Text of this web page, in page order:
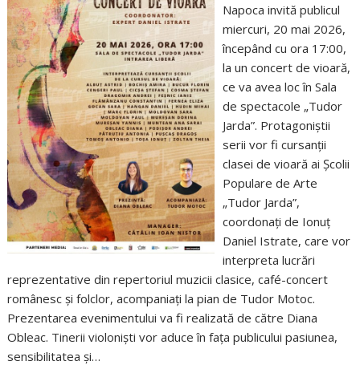
Napoca invită publicul
miercuri, 20 mai 2026,
începând cu ora 17:00,
la un concert de vioară,
ce va avea loc în Sala
de spectacole „Tudor
Jarda”. Protagoniștii
serii vor fi cursanții
clasei de vioară ai Școlii
Populare de Arte
„Tudor Jarda”,
coordonați de Ionuț
Daniel Istrate, care vor
interpreta lucrări
reprezentative din repertoriul muzicii clasice, café-concert
românesc și folclor, acompaniați la pian de Tudor Motoc.
Prezentarea evenimentului va fi realizată de către Diana
Obleac. Tinerii violoniști vor aduce în fața publicului pasiunea,
sensibilitatea și…